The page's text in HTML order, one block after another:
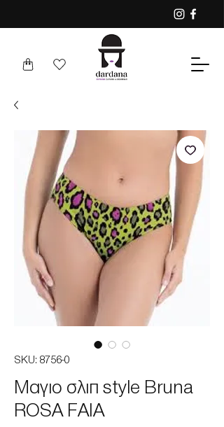
SKU: 8756-0
Μαγιο σλιπ style Bruna
ROSA FAIA